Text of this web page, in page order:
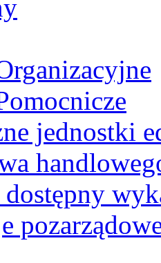
jednostki